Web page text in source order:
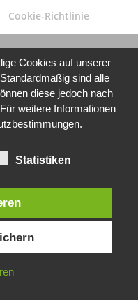
Cookie-Richtlinie
Cookies auf unserer
sind alle
diese jedoch nach
weitere Informationen
Statistiken